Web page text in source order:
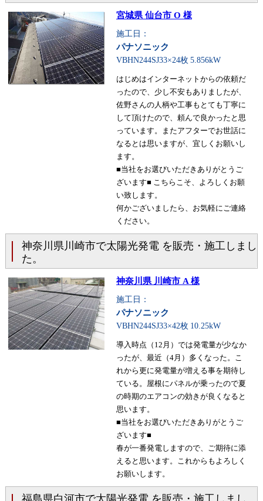
宮城県 仙台市 O 様
施工日：
パナソニック
VBHN244SJ33×24枚 5.856kW
はじめはインターネットからの依頼だ
ったので、少し不安もありましたが、
佐野さんの人柄や工事もとても丁寧に
して頂けたので、頼んで良かったと思
っています。またアフターでお世話に
なるとは思いますが、宜しくお願いし
ます。
■当社をお選びいただきありがとうご
ざいます■ こちらこそ、よろしくお願
い致します。
何かございましたら、お気軽にご連絡
ください。
神奈川県川崎市で太陽光発電 を販売・施工しまし
た。
神奈川県 川崎市 A 様
施工日：
パナソニック
VBHN244SJ33×42枚 10.25kW
導入時点（12月）では発電量が少なか
ったが、最近（4月）多くなった。こ
れから更に発電量が増える事を期待し
ている。屋根にパネルが乗ったので夏
の時期のエアコンの効きが良くなると
思います。
■当社をお選びいただきありがとうご
ざいます■
春が一番発電しますので、ご期待に添
えると思います。これからもよろしく
お願いします。